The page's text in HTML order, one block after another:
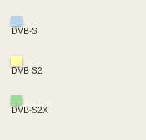
DVB-S
DVB-S2
DVB-S2X